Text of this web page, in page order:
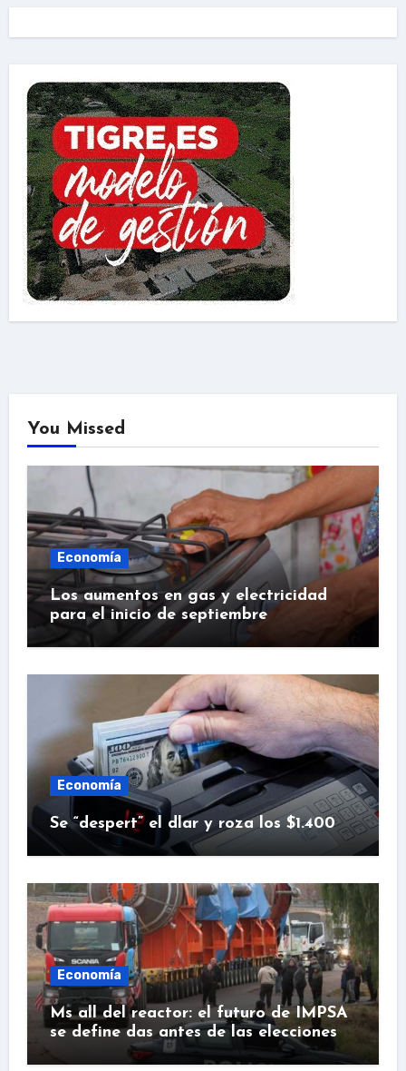
You Missed
Economía
Los aumentos en gas y electricidad
para el inicio de septiembre
Economía
Se “despert” el dlar y roza los $1.400
Economía
Ms all del reactor: el futuro de IMPSA
se define das antes de las elecciones